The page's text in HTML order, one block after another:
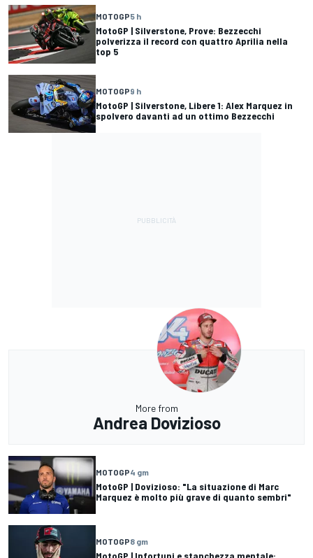
MOTOGP5 h
MotoGP | Silverstone, Prove: Bezzecchi
polverizza il record con quattro Aprilia nella
top 5
MOTOGP9 h
MotoGP | Silverstone, Libere 1: Alex Marquez in
spolvero davanti ad un ottimo Bezzecchi
More from
Andrea Dovizioso
MOTOGP4 gm
MotoGP | Dovizioso: "La situazione di Marc
Marquez è molto più grave di quanto sembri"
MOTOGP8 gm